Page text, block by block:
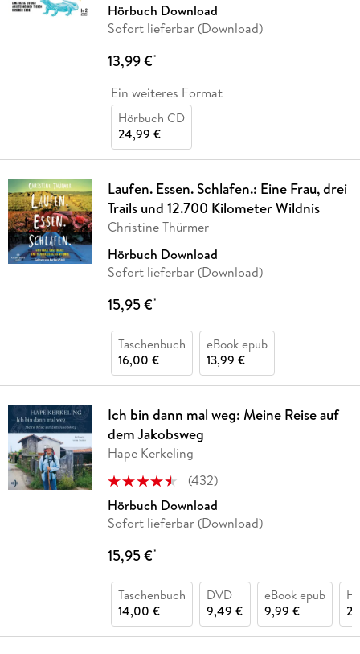
Hörbuch Download
Sofort lieferbar (Download)
13,99 €*
Ein weiteres Format
Hörbuch CD
24,99 €
Laufen. Essen. Schlafen.: Eine Frau, drei
Trails und 12.700 Kilometer Wildnis
Christine Thürmer
Hörbuch Download
Sofort lieferbar (Download)
15,95 €*
Taschenbuch
16,00 €
eBook epub
13,99 €
Ich bin dann mal weg: Meine Reise auf
dem Jakobsweg
Hape Kerkeling
(432)
Hörbuch Download
Sofort lieferbar (Download)
15,95 €*
Taschenbuch
14,00 €
DVD
9,49 €
eBook epub
9,99 €